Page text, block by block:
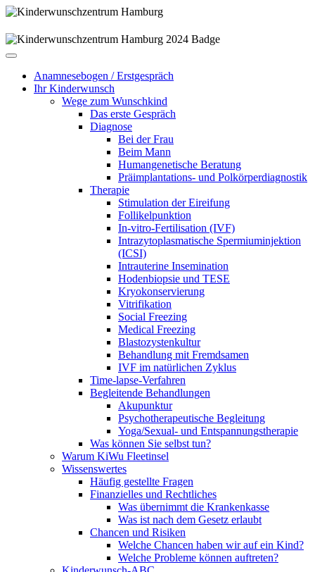
Anamnesebogen / Erstgespräch
Ihr Kinderwunsch
Wege zum Wunschkind
Das erste Gespräch
Diagnose
Bei der Frau
Beim Mann
Humangenetische Beratung
Präimplantations- und Polkörperdiagnostik
Therapie
Stimulation der Eireifung
Follikelpunktion
In-vitro-Fertilisation (IVF)
Intrazytoplasmatische Spermiuminjektion
(ICSI)
Intrauterine Insemination
Hodenbiopsie und TESE
Kryokonservierung
Vitrifikation
Social Freezing
Medical Freezing
Blastozystenkultur
Behandlung mit Fremdsamen
IVF im natürlichen Zyklus
Time-lapse-Verfahren
Begleitende Behandlungen
Akupunktur
Psychotherapeutische Begleitung
Yoga/Sexual- und Entspannungstherapie
Was können Sie selbst tun?
Warum KiWu Fleetinsel
Wissenswertes
Häufig gestellte Fragen
Finanzielles und Rechtliches
Was übernimmt die Krankenkasse
Was ist nach dem Gesetz erlaubt
Chancen und Risiken
Welche Chancen haben wir auf ein Kind?
Welche Probleme können auftreten?